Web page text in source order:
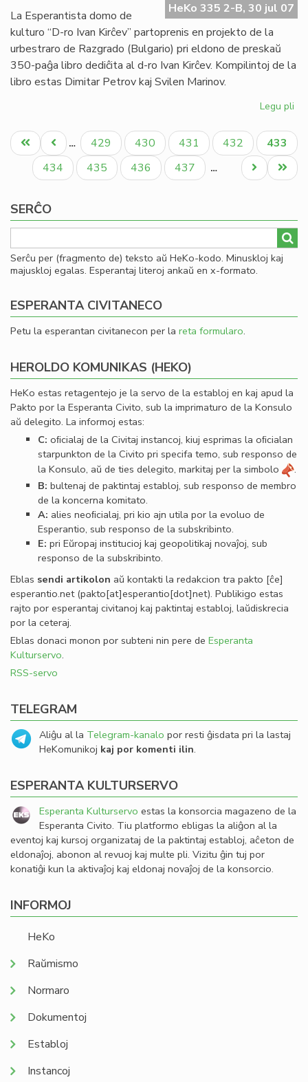
la
HeKo 335 2-B, 30 jul 07
La Esperantista domo de
kulturo “D-ro Ivan Kirĉev” partoprenis en projekto de la
urbestraro de Razgrado (Bulgario) pri eldono de preskaŭ
350-paĝa libro dediĉita al d-ro Ivan Kirĉev. Kompilintoj de la
libro estas Dimitar Petrov kaj Svilen Marinov.
Legu pli
pri
D-
ro
Pagination
Unua
paĝo
Antaŭa
paĝo
… Paĝo
429 Paĝo
430 Paĝo
431 Paĝo
432
Aktuala
paĝo
433
Paĝo
434 Paĝo
435 Paĝo
436 Paĝo
437 …
Last
page
Next
page
SERĈO
Serĉu per (fragmento de) teksto aŭ HeKo-kodo. Minuskloj kaj
majuskloj egalas. Esperantaj literoj ankaŭ en x-formato.
ESPERANTA CIVITANECO
Petu la esperantan civitanecon per la reta formularo.
HEROLDO KOMUNIKAS (HEKO)
HeKo estas retagentejo je la servo de la establoj en kaj apud la
Pakto por la Esperanta Civito, sub la imprimaturo de la Konsulo
aŭ delegito. La informoj estas:
C: oﬁcialaj de la Civitaj instancoj, kiuj esprimas la oﬁcialan
starpunkton de la Civito pri specifa temo, sub responso de
la Konsulo, aŭ de ties delegito, markitaj per la simbolo
.
B: bultenaj de paktintaj establoj, sub responso de membro
de la koncerna komitato.
A: alies neoﬁcialaj, pri kio ajn utila por la evoluo de
Esperantio, sub responso de la subskribinto.
E: pri Eŭropaj institucioj kaj geopolitikaj novaĵoj, sub
responso de la subskribinto.
Eblas sendi artikolon aŭ kontakti la redakcion tra pakto [ĉe]
esperantio.net(pakto[at]esperantio[dot]net). Publikigo estas
rajto por esperantaj civitanoj kaj paktintaj establoj, laŭdiskrecia
por la ceteraj.
Eblas donaci monon por subteni nin pere de Esperanta
Kulturservo.
RSS-servo
TELEGRAM
Aliĝu al la Telegram-kanalo por resti ĝisdata pri la lastaj
HeKomunikoj kaj por komenti ilin.
ESPERANTA KULTURSERVO
Esperanta Kulturservo estas la konsorcia magazeno de la
Esperanta Civito. Tiu platformo ebligas la aliĝon al la
eventoj kaj kursoj organizataj de la paktintaj establoj, aĉeton de
eldonaĵoj, abonon al revuoj kaj multe pli. Vizitu ĝin tuj por
konatiĝi kun la aktivaĵoj kaj eldonaj novaĵoj de la konsorcio.
INFORMOJ
HeKo
Raŭmismo
Normaro
Dokumentoj
Establoj
Instancoj